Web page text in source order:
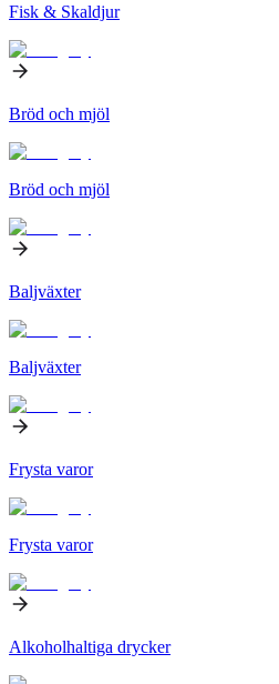
Fisk & Skaldjur
Bröd och mjöl
Bröd och mjöl
Baljväxter
Baljväxter
Frysta varor
Frysta varor
Alkoholhaltiga drycker